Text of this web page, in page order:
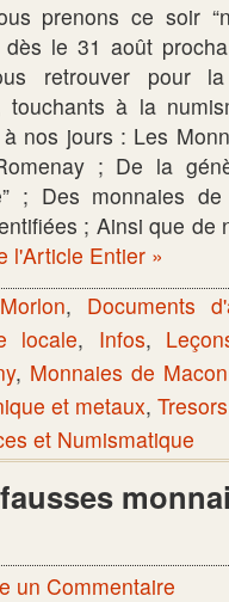
prenons ce soir
dès le 31 août
retrouver pour
touchants à la
nos jours : Les
; De la
; Des monnaies
; Ainsi que de
l'Article Entier »
, Documents
locale, Infos,
, Monnaies de Macon
et metaux,
et Numismatique
un Commentaire